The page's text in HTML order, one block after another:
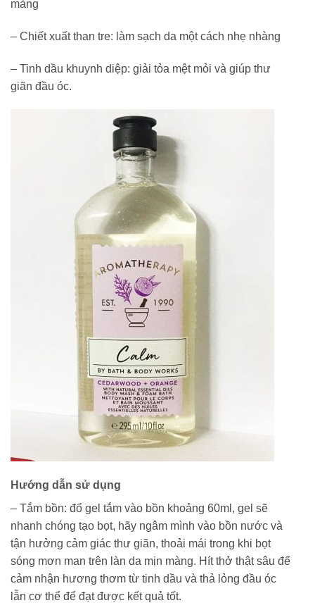
màng
– Chiết xuất than tre: làm sạch da một cách nhẹ nhàng
– Tinh dầu khuynh diệp: giải tỏa mệt mỏi và giúp thư
giãn đầu óc.
Hướng dẫn sử dụng
– Tắm bồn: đổ gel tắm vào bồn khoảng 60ml, gel sẽ
nhanh chóng tạo bọt, hãy ngâm mình vào bồn nước và
tận hưởng cảm giác thư giãn, thoải mái trong khi bọt
sóng mơn man trên làn da mịn màng. Hít thở thật sâu để
cảm nhận hương thơm từ tinh dầu và thả lỏng đầu óc
lẫn cơ thể để đạt được kết quả tốt.